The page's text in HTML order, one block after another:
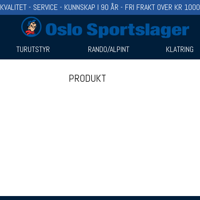
KVALITET - SERVICE - KUNNSKAP I 90 ÅR - FRI FRAKT OVER KR 1000
TURUTSTYR RANDO/ALPINT KLATRING
PRODUKT